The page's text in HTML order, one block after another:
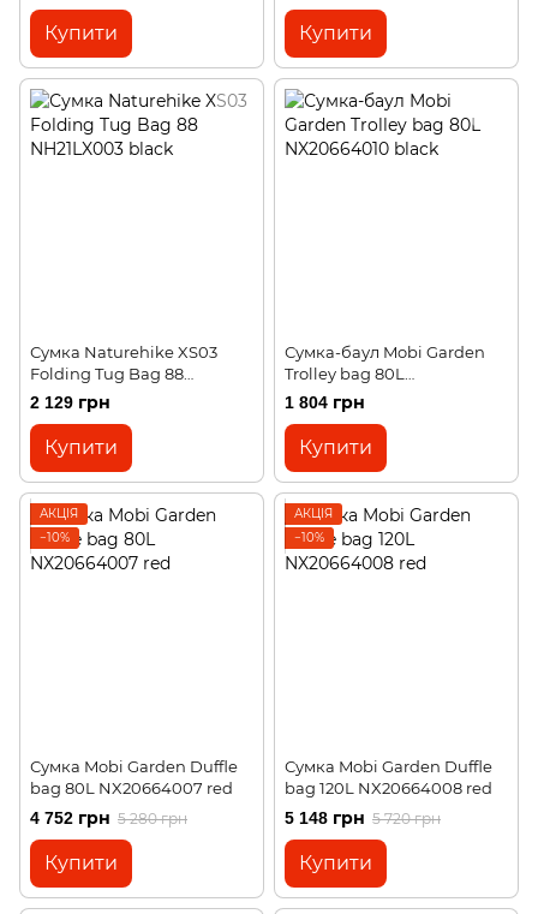
Купити Купити
Сумка Naturehike XS03
Folding Tug Bag 88
NH21LX003 black
2 129 грн
Купити
Сумка-баул Mobi Garden
Trolley bag 80L
NX20664010 black
1 804 грн
Купити
АКЦІЯ
−10%
Сумка Mobi Garden Duffle
bag 80L NX20664007 red
4 752 грн 5 280 грн
Купити
АКЦІЯ
−10%
Сумка Mobi Garden Duffle
bag 120L NX20664008 red
5 148 грн 5 720 грн
Купити